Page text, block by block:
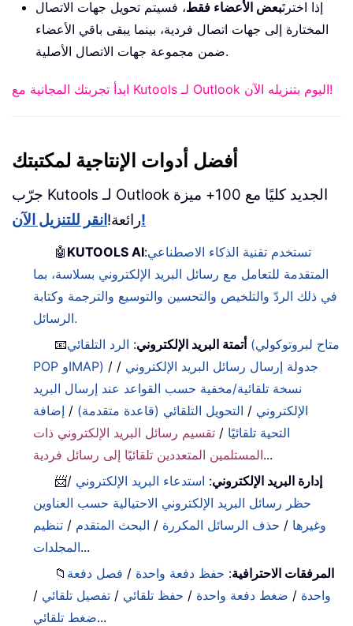
إذا اخترتَبعض الأعضاء فقط، فسيتم تحويل جهات الاتصال
المختارة إلى جهات اتصال فردية، بينما يبقى باقي الأعضاء
ضمن مجموعة جهات الاتصال الأصلية.
ابدأ تجربتك المجانية مع Kutools لـ Outlook اليوم بتنزيله الآن!
أفضل أدوات الإنتاجية لمكتبتك
جرّب Kutools لـ Outlook الجديد كليًا مع 100+ ميزة
رائعة!انقر للتنزيل الآن!
🤖 KUTOOLS AI:تستخدم تقنية الذكاء الاصطناعي
المتقدمة للتعامل مع رسائل البريد الإلكتروني بسلاسة، بما
في ذلك الردّ والتلخيص والتحسين والتوسيع والترجمة وكتابة
الرسائل.
📧
أتمتة البريد الإلكتروني: الرد التلقائي (متاح لبروتوكولي
POP وIMAP) / جدولة إرسال رسائل البريد الإلكتروني /
نسخة تلقائية/مخفية حسب القواعد عند إرسال البريد
الإلكتروني / التحويل التلقائي (قاعدة متقدمة) / إضافة
التحية تلقائيًا / تقسيم رسائل البريد الإلكتروني ذات
المستلمين المتعددين تلقائيًا إلى رسائل فردية...
📨
إدارة البريد الإلكتروني: استدعاء البريد الإلكتروني /
حظر رسائل البريد الإلكتروني الاحتيالية حسب العناوين
وغيرها / حذف الرسائل المكررة / البحث المتقدم / تنظيم
المجلدات...
📁
المرفقات الاحترافية: حفظ دفعة واحدة / فصل دفعة
واحدة / ضغط دفعة واحدة / حفظ تلقائي / تفصيل تلقائي /
ضغط تلقائي...